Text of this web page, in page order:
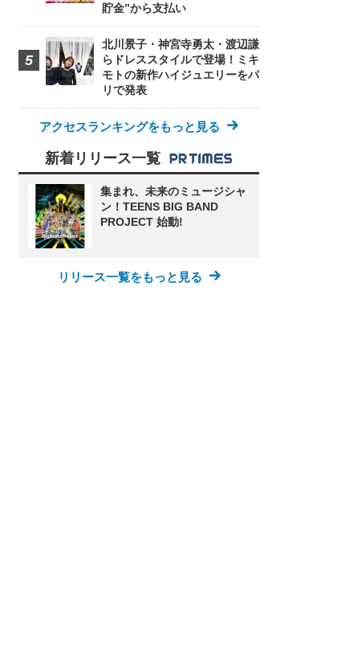
貯金”から支払い
北川景子・神宮寺勇太・渡辺謙
らドレススタイルで登場！ミキ
モトの新作ハイジュエリーをパ
リで発表
アクセスランキングをもっと見る
新着リリース一覧
集まれ、未来のミュージシャ
ン！TEENS BIG BAND
PROJECT 始動!
リリース一覧をもっと見る